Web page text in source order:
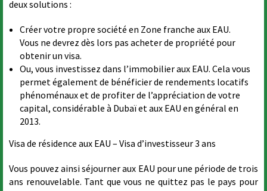
deux solutions :
Créer votre propre société en Zone franche aux EAU.
Vous ne devrez dès lors pas acheter de propriété pour
obtenir un visa.
Ou, vous investissez dans l’immobilier aux EAU. Cela vous
permet également de bénéficier de rendements locatifs
phénoménaux et de profiter de l’appréciation de votre
capital, considérable à Dubaï et aux EAU en général en
2013.
Visa de résidence aux EAU – Visa d’investisseur 3 ans
Vous pouvez ainsi séjourner aux EAU pour une période de trois
ans renouvelable. Tant que vous ne quittez pas le pays pour